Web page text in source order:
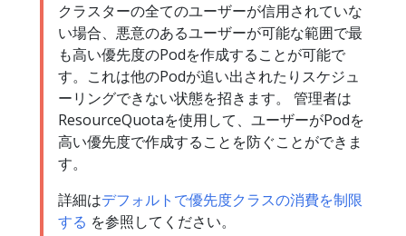
クラスターの全てのユーザーが信用されていな
い場合、悪意のあるユーザーが可能な範囲で最
も高い優先度のPodを作成することが可能で
す。これは他のPodが追い出されたりスケジュ
ーリングできない状態を招きます。 管理者は
ResourceQuotaを使用して、ユーザーがPodを
高い優先度で作成することを防ぐことができま
す。
詳細はデフォルトで優先度クラスの消費を制限
する を参照してください。